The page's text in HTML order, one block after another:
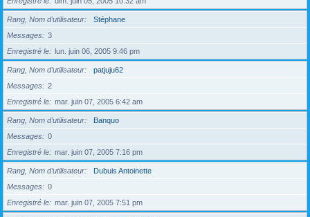
Rang, Nom d’utilisateur
Stéphane
Messages
3
Enregistré le
lun. juin 06, 2005 9:46 pm
Rang, Nom d’utilisateur
patjuju62
Messages
2
Enregistré le
mar. juin 07, 2005 6:42 am
Rang, Nom d’utilisateur
Banquo
Messages
0
Enregistré le
mar. juin 07, 2005 7:16 pm
Rang, Nom d’utilisateur
Dubuis Antoinette
Messages
0
Enregistré le
mar. juin 07, 2005 7:51 pm